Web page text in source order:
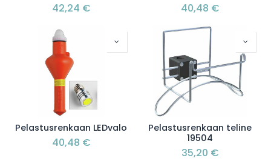
42,24 € 40,48 €
Pelastusrenkaan LEDvalo
40,48 €
Pelastusrenkaan teline
19504
35,20 €